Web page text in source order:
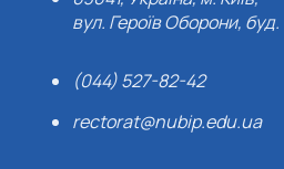
вул. Героїв Оборони, буд.
(044) 527-82-42
rectorat@nubip.edu.ua